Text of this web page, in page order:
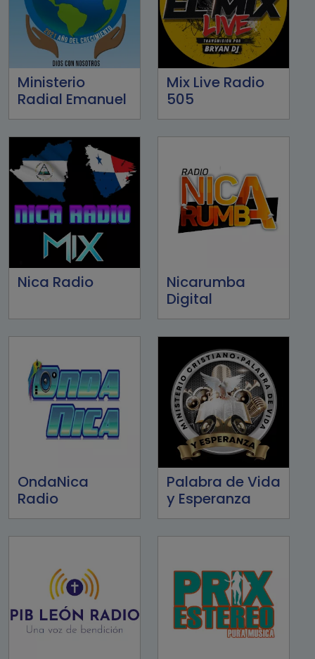
Ministerio
Radial Emanuel
Mix Live Radio
505
Nica Radio
Nicarumba
Digital
OndaNica
Radio
Palabra de Vida
y Esperanza